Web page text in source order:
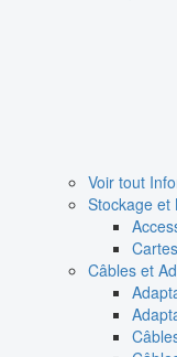
Voir tout
Stockage et
Câbles et